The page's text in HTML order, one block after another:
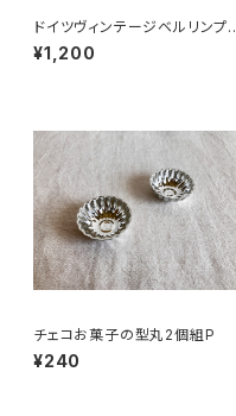
ドイツヴィンテージベルリンプ
ベア赤A5
¥1,200
チェコお菓子の型丸2個組P
¥240